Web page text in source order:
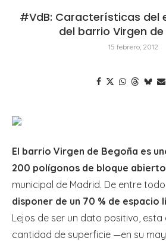
#VdB: Características del
del barrio Virgen
15 febrero, 2012
El barrio Virgen de Begoña es
200 polígonos de bloque abierto
municipal de Madrid. De entre
disponer de un 70 % de espacio
Lejos de ser un dato positivo,
cantidad de superficie —en su